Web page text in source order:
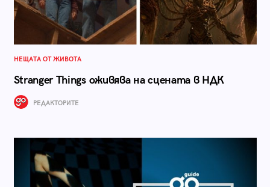
НЕЩАТА ОТ ЖИВОТА
Stranger Things оживява на сцената в НДК
РЕДАКТОРИТЕ